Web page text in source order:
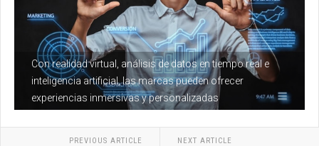
Con realidad virtual, análisis de datos en tiempo real e
inteligencia artificial, las marcas pueden ofrecer
experiencias inmersivas y personalizadas
PREVIOUS ARTICLE NEXT ARTICLE